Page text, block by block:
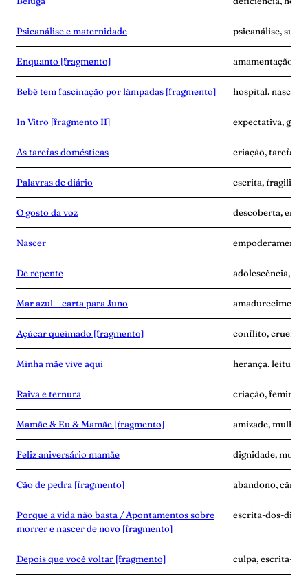
Psicanálise e maternidade psicanálise,
Enquanto [fragmento] amamentação,
Bebê tem fascinação por lâmpadas [fragmento] hospital,
In Vitro [fragmento II] expectativa,
As tarefas domésticas criação, tarefa,
Palavras de diário escrita,
O gosto da voz descoberta,
Nascer
De repente adolescência,
Mar azul – carta para Juno
Açúcar queimado [fragmento] conflito,
Minha mãe vive aqui herança, leitura,
Raiva e ternura criação,
Mamãe & Eu & Mamãe [fragmento] amizade,
Feliz aniversário mamãe dignidade,
Cão de pedra [fragmento] abandono,
Porque a vida não basta / Apontamentos sobre
morrer e nascer de novo [fragmento]
escrita-dos-dias,
Depois que você voltar [fragmento] culpa, escrita-